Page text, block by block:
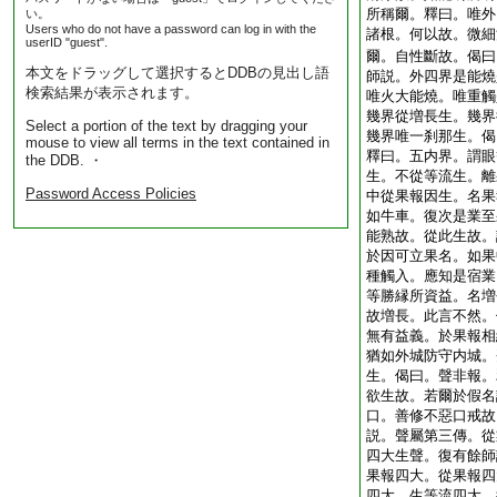
い。
Users who do not have a password can log in with the
userID "guest".
本文をドラッグして選択するとDDBの見出し語
検索結果が表示されます。
Select a portion of the text by dragging your
mouse to view all terms in the text contained in
the DDB. ・
Password Access Policies
所稱爾。釋曰。唯
諸根。何以故。微
爾。自性斷故。偈
師説。外四界是能
唯火大能燒。唯重
幾界從増長生。幾
幾界唯一刹那生。
釋曰。五内界。謂
生。不從等流生。
中從果報因生。名
如牛車。復次是業
能熟故。從此生故
於因可立果名。如
種觸入。應知是宿
等勝縁所資益。名
故増長。此言不然
無有益義。於果報
猶如外城防守内城
生。偈曰。聲非報
欲生故。若爾於假
口。善修不惡口戒
説。聲屬第三傳。
四大生聲。復有餘
果報四大。從果報